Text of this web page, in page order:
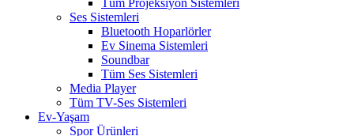
Tüm Projeksiyon Sistemleri
Ses Sistemleri
Bluetooth Hoparlörler
Ev Sinema Sistemleri
Soundbar
Tüm Ses Sistemleri
Media Player
Tüm TV-Ses Sistemleri
Ev-Yaşam
Spor Ürünleri